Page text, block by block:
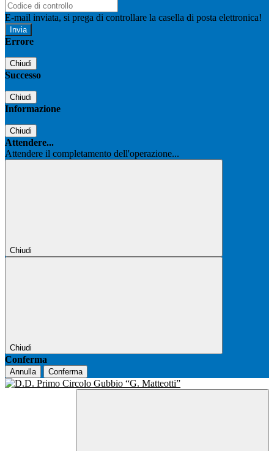
E-mail inviata, si prega di controllare la casella di posta elettronica!
Errore
Chiudi
Successo
Chiudi
Informazione
Chiudi
Attendere...
Attendere il completamento dell'operazione...
Chiudi
Chiudi
Conferma
Annulla Conferma